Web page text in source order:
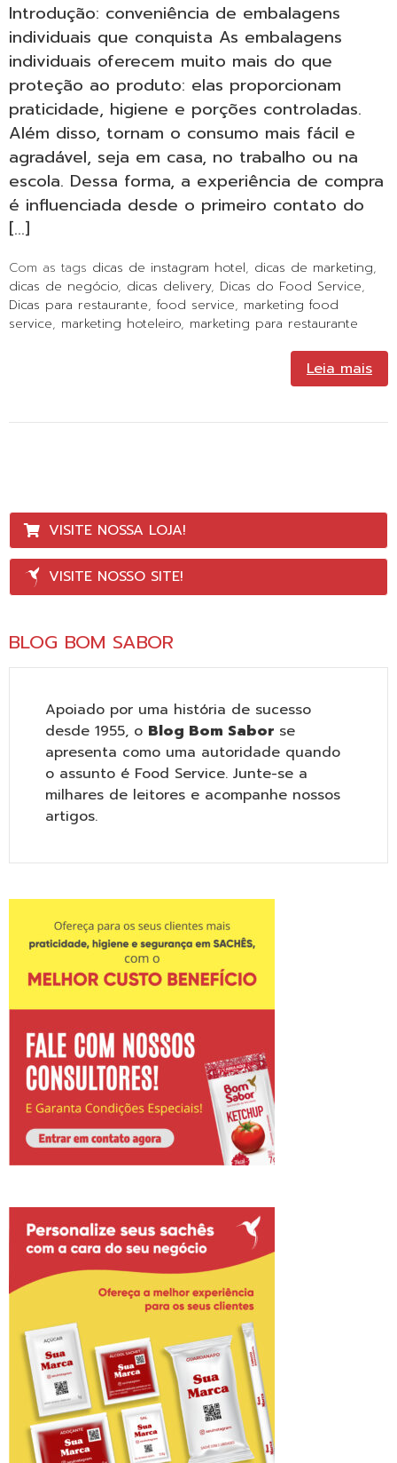
Introdução: conveniência de embalagens
individuais que conquista As embalagens
individuais oferecem muito mais do que
proteção ao produto: elas proporcionam
praticidade, higiene e porções controladas.
Além disso, tornam o consumo mais fácil e
agradável, seja em casa, no trabalho ou na
escola. Dessa forma, a experiência de compra
é influenciada desde o primeiro contato do
[…]
Com as tags dicas de instagram hotel, dicas de marketing,
dicas de negócio, dicas delivery, Dicas do Food Service,
Dicas para restaurante, food service, marketing food
service, marketing hoteleiro, marketing para restaurante
Leia mais
VISITE NOSSA LOJA!
VISITE NOSSO SITE!
BLOG BOM SABOR
Apoiado por uma história de sucesso
desde 1955, o Blog Bom Sabor se
apresenta como uma autoridade quando
o assunto é Food Service. Junte-se a
milhares de leitores e acompanhe nossos
artigos.